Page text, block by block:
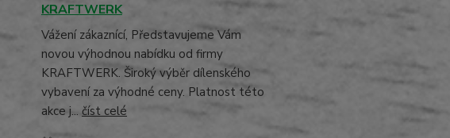
KRAFTWERK
Vážení zákaznící, Představujeme Vám
novou výhodnou nabídku od firmy
KRAFTWERK. Široký výběr dílenského
vybavení za výhodné ceny. Platnost této
akce j... číst celé